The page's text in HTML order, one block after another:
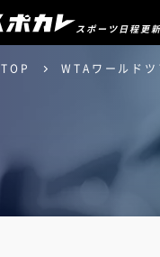
スポーツ日程更
TOP WTAワールド